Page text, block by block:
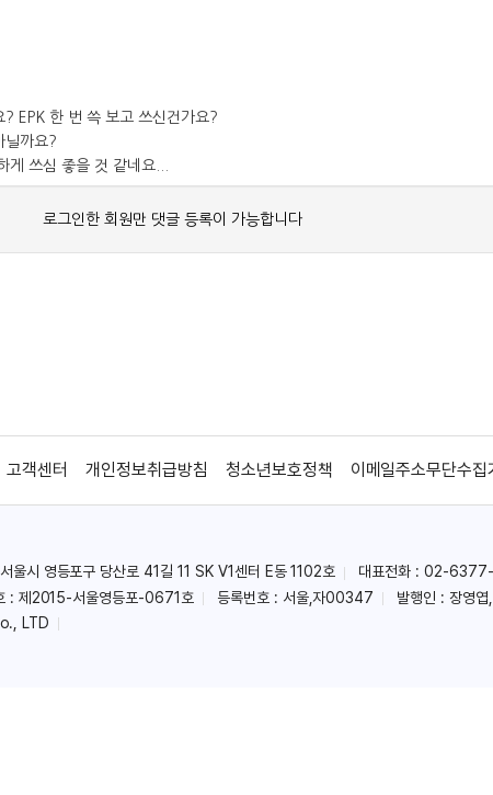
고객센터 개인정보취급방침 청소년보호정책 이메일주소무단수집
서울시 영등포구 당산로 41길 11 SK V1센터 E동 1102호 대표전화 : 02-
: 제2015-서울영등포-0671호
등록번호 : 서울,자00347 발행인 : 장영엽
LTD